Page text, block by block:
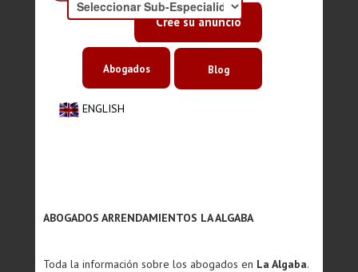
Cree su anuncio
ENGLISH
Abogados Blog
ABOGADOS ARRENDAMIENTOS LA ALGABA
Toda la información sobre los abogados en La Algaba.